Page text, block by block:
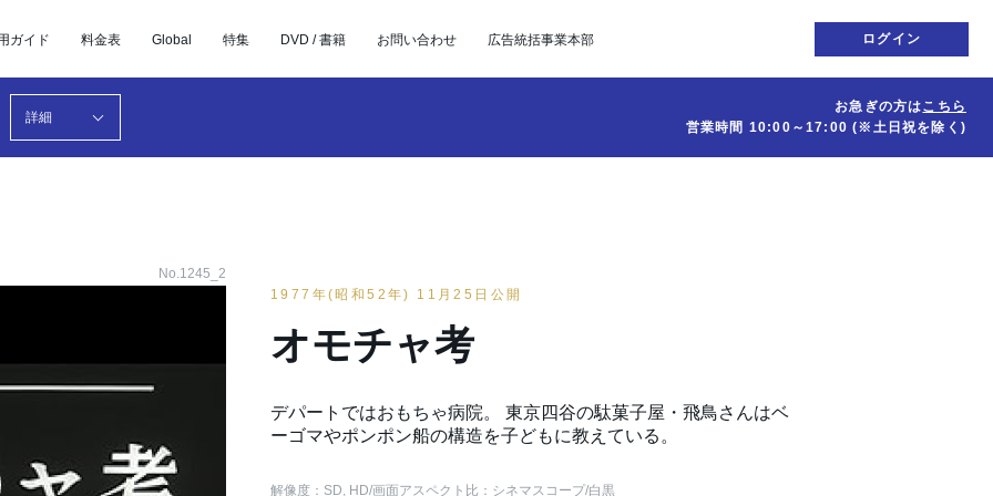
ガイド 料金表 Global 特集 DVD / 書籍 お問い合わせ 広告統括事業本部 ログイン
詳細
お急ぎの方はこちら
営業時間 10:00～17:00(※土日祝を除く)
No.1245_2
1977年(昭和52年) 11月25日公開
オモチャ考
デパートではおもちゃ病院。 東京四谷の駄菓子屋・飛鳥さんはベ
ーゴマやポンポン船の構造を子どもに教えている。
解像度：SD, HD/画面アスペクト比：シネマスコープ/白黒